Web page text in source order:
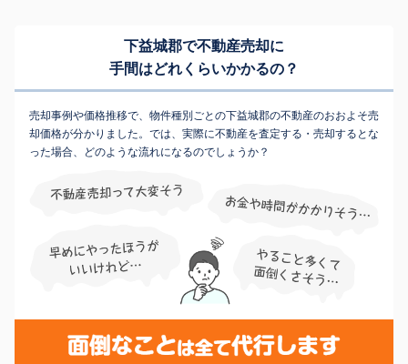
下益城郡で不動産売却に
手間はどれくらいかかるの？
売却事例や価格推移で、物件種別ごとの下益城郡の不動産のおおよそ売
却価格が分かりました。では、実際に不動産を査定する・売却するとな
った場合、どのような流れになるのでしょうか？